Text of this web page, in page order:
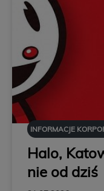
INFORMACJE
Halo,
nie od dziś